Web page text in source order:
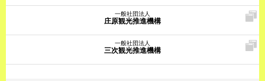
一般社団法人
庄原観光推進機構
一般社団法人
三次観光推進機構